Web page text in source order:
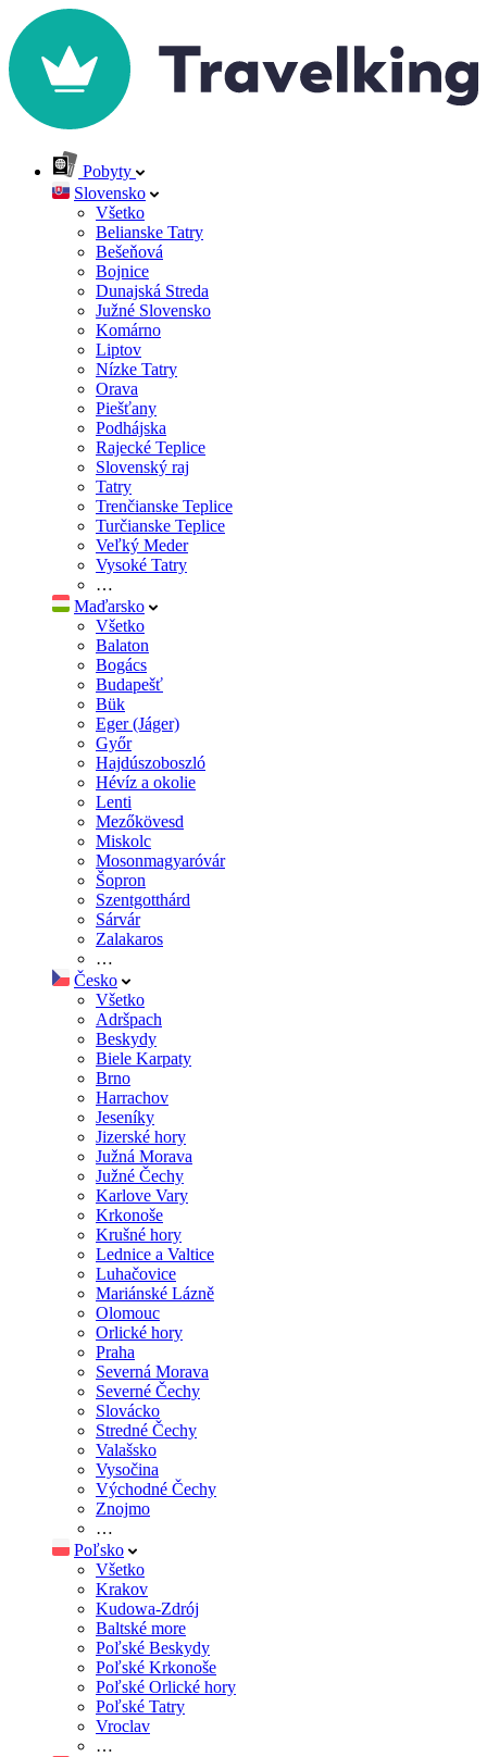
Pobyty
Slovensko
Všetko
Belianske Tatry
Bešeňová
Bojnice
Dunajská Streda
Južné Slovensko
Komárno
Liptov
Nízke Tatry
Orava
Piešťany
Podhájska
Rajecké Teplice
Slovenský raj
Tatry
Trenčianske Teplice
Turčianske Teplice
Veľký Meder
Vysoké Tatry
…
Maďarsko
Všetko
Balaton
Bogács
Budapešť
Bük
Eger (Jáger)
Győr
Hajdúszoboszló
Hévíz a okolie
Lenti
Mezőkövesd
Miskolc
Mosonmagyaróvár
Šopron
Szentgotthárd
Sárvár
Zalakaros
…
Česko
Všetko
Adršpach
Beskydy
Biele Karpaty
Brno
Harrachov
Jeseníky
Jizerské hory
Južná Morava
Južné Čechy
Karlove Vary
Krkonoše
Krušné hory
Lednice a Valtice
Luhačovice
Mariánské Lázně
Olomouc
Orlické hory
Praha
Severná Morava
Severné Čechy
Slovácko
Stredné Čechy
Valašsko
Vysočina
Východné Čechy
Znojmo
…
Poľsko
Všetko
Krakov
Kudowa-Zdrój
Baltské more
Poľské Beskydy
Poľské Krkonoše
Poľské Orlické hory
Poľské Tatry
Vroclav
…